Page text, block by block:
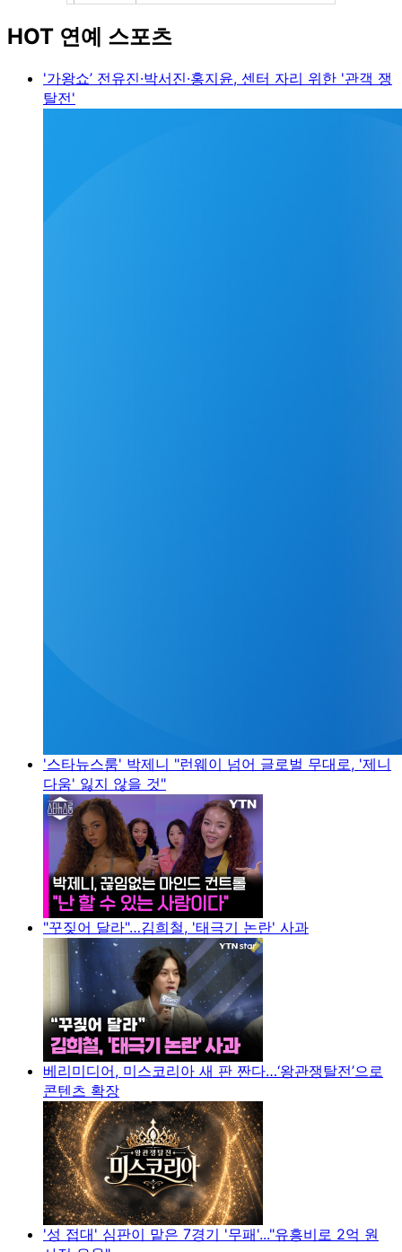
HOT 연예 스포츠
'가왕쇼’ 전유진·박서진·홍지윤, 센터 자리 위한 '관객 쟁
탈전'
'스타뉴스룸' 박제니 "런웨이 넘어 글로벌 무대로, '제니
다움' 잃지 않을 것"
"꾸짖어 달라"…김희철, '태극기 논란' 사과
베리미디어, 미스코리아 새 판 짠다…‘왕관쟁탈전’으로
콘텐츠 확장
'성 접대' 심판이 맡은 7경기 '무패'..."유흥비로 2억 원